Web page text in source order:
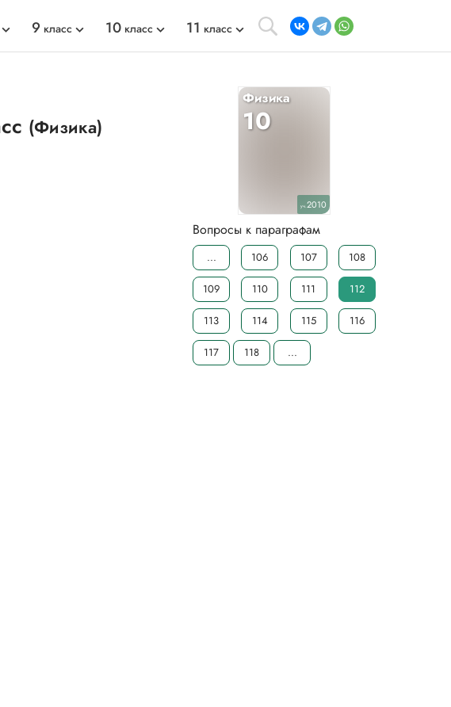
9 класс 10 класс 11 класс
(Физика)
Физика
10
уч.2010
Вопросы к параграфам
... 106 107 108
109 110 111 112
113 114 115 116
117 118 ...